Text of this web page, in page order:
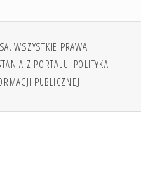
WSZYSTKIE PRAWA
Z PORTALU POLITYKA
PUBLICZNEJ